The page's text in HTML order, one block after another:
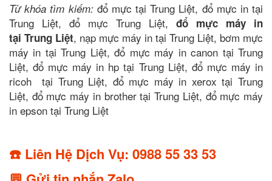
Từ khóa tìm kiếm:đổ mực tại Trung Liệt, đổ mực in tại
Trung Liệt, đổ mực Trung Liệt, đổ mực máy in
tại Trung Liệt, nạp mực máy in tại Trung Liệt, bơm mực
máy in tại Trung Liệt, đổ mực máy in canon tại Trung
Liệt, đổ mực máy in hp tại Trung Liệt, đổ mực máy in
ricoh tại Trung Liệt, đổ mực máy in xerox tại Trung
Liệt, đổ mực máy in brother tại Trung Liệt, đổ mực máy
in epson tại Trung Liệt
☎️ Liên Hệ Dịch Vụ: 0988 55 33 53